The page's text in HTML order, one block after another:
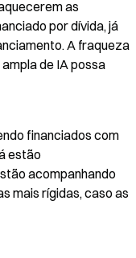
as
por dívida, já
A fraqueza
de IA possa
financiados com
estão
acompanhando
mais rígidas, caso as